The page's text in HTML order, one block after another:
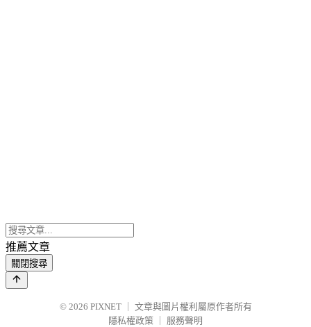
推薦文章
關閉搜尋
© 2026 PIXNET
文章與圖片權利屬原作者所有
隱私權政策
服務聲明